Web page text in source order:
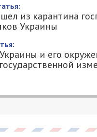
из карантина
Украины
и его